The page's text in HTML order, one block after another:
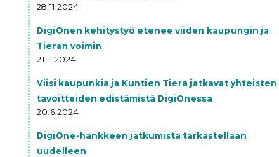
28.11.2024
DigiOnen kehitystyö etenee viiden kaupungin ja
Tieran voimin
21.11.2024
Viisi kaupunkia ja Kuntien Tiera jatkavat yhteisten
tavoitteiden edistämistä DigiOnessa
20.6.2024
DigiOne-hankkeen jatkumista tarkastellaan
uudelleen